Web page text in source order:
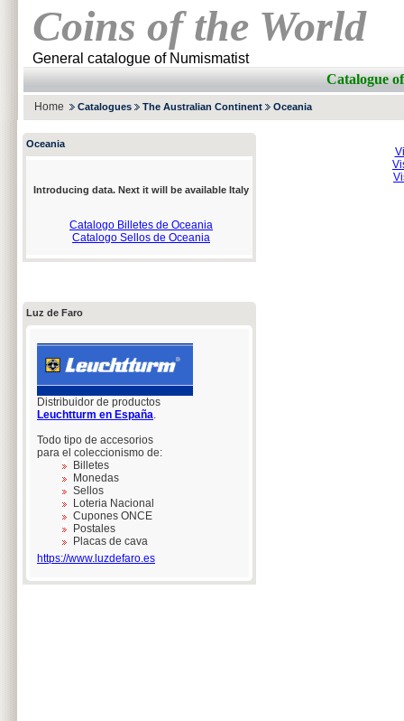
Coins of the World
General catalogue of Numismatist
Catalogue
Home Catalogues The Australian Continent Oceania
Oceania
Introducing data. Next it will be available Italy
Catalogo Billetes de Oceania
Catalogo Sellos de Oceania
Luz de Faro
Distribuidor de productos
Leuchtturm en España.
Todo tipo de accesorios
para el coleccionismo de:
Billetes
Monedas
Sellos
Loteria Nacional
Cupones ONCE
Postales
Placas de cava
https://www.luzdefaro.es